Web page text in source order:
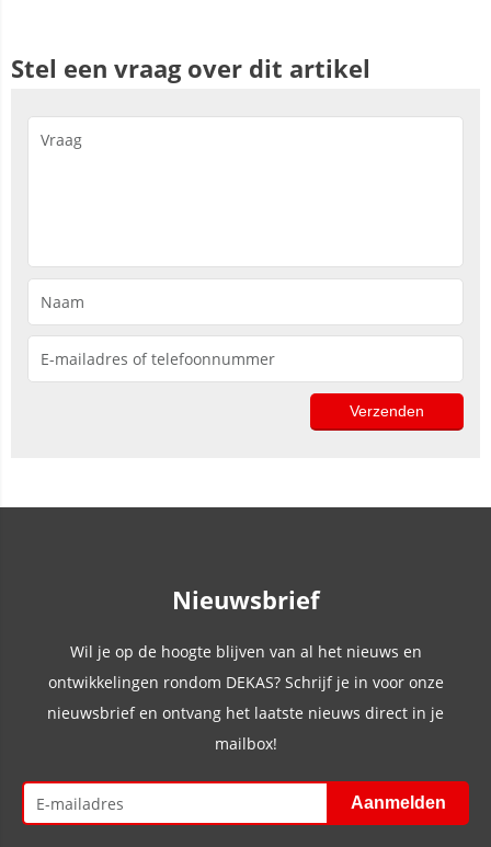
Stel een vraag over dit artikel
Nieuwsbrief
Wil je op de hoogte blijven van al het nieuws en
ontwikkelingen rondom DEKAS? Schrijf je in voor onze
nieuwsbrief en ontvang het laatste nieuws direct in je
mailbox!